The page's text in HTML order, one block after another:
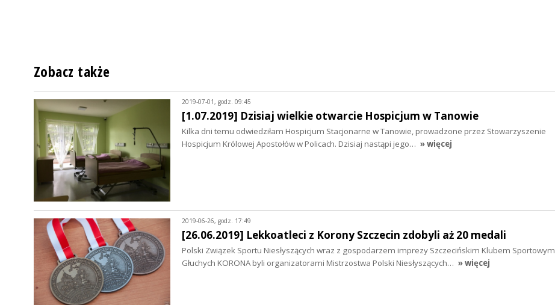
Zobacz także
2019-07-01, godz. 09:45
[1.07.2019] Dzisiaj wielkie otwarcie Hospicjum w Tanowie
Kilka dni temu odwiedziłam Hospicjum Stacjonarne w Tanowie, prowadzone przez Stowarzyszenie
Hospicjum Królowej Apostołów w Policach. Dzisiaj nastąpi jego… » więcej
2019-06-26, godz. 17:49
[26.06.2019] Lekkoatleci z Korony Szczecin zdobyli aż 20 medali
Polski Związek Sportu Niesłyszących wraz z gospodarzem imprezy Szczecińskim Klubem Sportowym
Głuchych KORONA byli organizatorami Mistrzostwa Polski Niesłyszących… » więcej